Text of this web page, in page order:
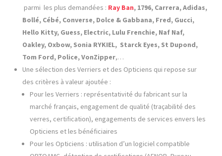
parmi les plus demandées : Ray Ban, 1796, Carrera, Adidas,
Bollé, Cébé, Converse, Dolce & Gabbana, Fred, Gucci,
Hello Kitty, Guess, Electric, Lulu Frenchie, Naf Naf,
Oakley, Oxbow, Sonia RYKIEL, Starck Eyes, St Dupond,
Tom Ford, Police, VonZipper,…
Une sélection des Verriers et des Opticiens qui repose sur
des critères à valeur ajoutée :
Pour les Verriers : représentativité du fabricant sur la
marché français, engagement de qualité (traçabilité des
verres, certification), engagements de services envers les
Opticiens et les bénéficiaires
Pour les Opticiens : utilisation d’un logiciel compatible